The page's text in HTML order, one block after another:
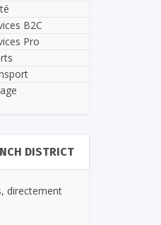
B2C
Pro
DISTRICT
directement